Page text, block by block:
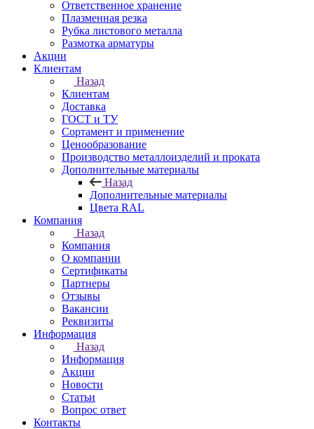
Ответственное хранение
Плазменная резка
Рубка листового металла
Размотка арматуры
Акции
Клиентам
Назад
Клиентам
Доставка
ГОСТ и ТУ
Сортамент и применение
Ценообразование
Производство металлоизделий и проката
Дополнительные материалы
Назад
Дополнительные материалы
Цвета RAL
Компания
Назад
Компания
О компании
Сертификаты
Партнеры
Отзывы
Вакансии
Реквизиты
Информация
Назад
Информация
Акции
Новости
Статьи
Вопрос ответ
Контакты